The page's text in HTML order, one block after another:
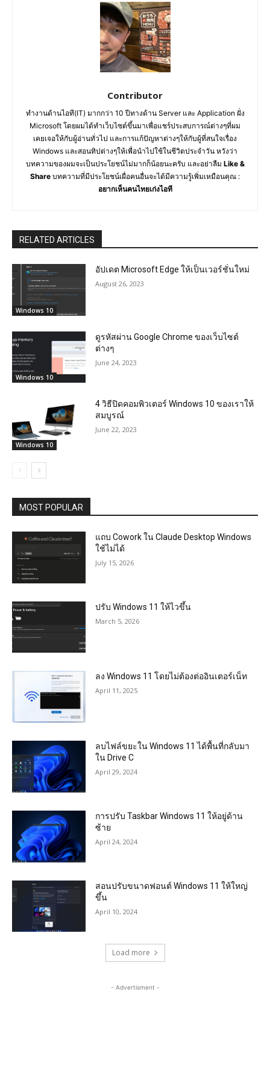
Contributor
ทำงานด้านไอที(IT) มากกว่า 10 ปีทางด้าน Server และ Application ฝั่ง
Microsoft โดยผมได้ทำเว็บไซต์ขึ้นมาเพื่อแชร์ประสบการณ์ต่างๆที่ผม
เคยเจอให้กับผู้อ่านทั่วไป และการแก้ปัญหาต่างๆให้กับผู้ที่สนใจเรื่อง
Windows และสอนทิปต่างๆให้เพื่อนำไปใช้ในชีวิตประจำวัน หวังว่า
บทความของผมจะเป็นประโยชน์ไม่มากก็น้อยนะครับ และอย่าลืม Like &
Share บทความที่มีประโยชน์เผื่อคนอื่นจะได้มีความรู้เพิ่มเหมือนคุณ :
อยากเห็นคนไทยเก่งไอที
RELATED ARTICLES
Windows 10
อัปเดต Microsoft Edge ให้เป็นเวอร์ชั่นใหม่
August 26, 2023
Windows 10
ดูรหัสผ่าน Google Chrome ของเว็บไซต์
ต่างๆ
June 24, 2023
Windows 10
4 วิธีปิดคอมพิวเตอร์ Windows 10 ของเราให้
สมบูรณ์
June 22, 2023
MOST POPULAR
แถบ Cowork ใน Claude Desktop Windows
ใช้ไม่ได้
July 15, 2026
ปรับ Windows 11 ให้ไวขึ้น
March 5, 2026
ลง Windows 11 โดยไม่ต้องต่ออินเตอร์เน็ท
April 11, 2025
ลบไฟล์ขยะใน Windows 11 ได้พื้นที่กลับมา
ใน Drive C
April 29, 2024
การปรับ Taskbar Windows 11 ให้อยู่ด้าน
ซ้าย
April 24, 2024
สอนปรับขนาดฟอนต์ Windows 11 ให้ใหญ่
ขึ้น
April 10, 2024
Load more
- Advertisment -